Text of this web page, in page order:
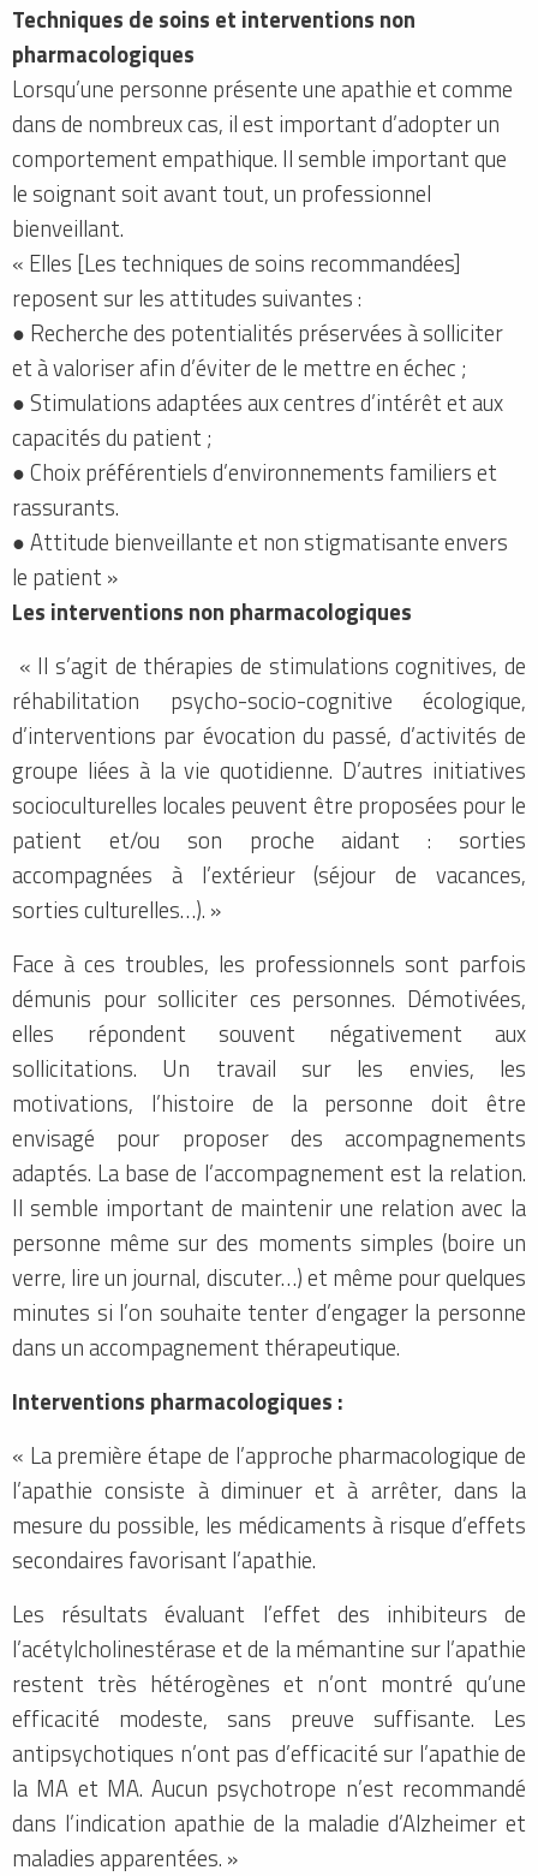
Techniques de soins et interventions non
pharmacologiques
Lorsqu’une personne présente une apathie et comme
dans de nombreux cas, il est important d’adopter un
comportement empathique. Il semble important que
le soignant soit avant tout, un professionnel
bienveillant.
« Elles [Les techniques de soins recommandées]
reposent sur les attitudes suivantes :
● Recherche des potentialités préservées à solliciter
et à valoriser afin d’éviter de le mettre en échec ;
● Stimulations adaptées aux centres d’intérêt et aux
capacités du patient ;
● Choix préférentiels d’environnements familiers et
rassurants.
● Attitude bienveillante et non stigmatisante envers
le patient »
Les interventions non pharmacologiques
« Il s’agit de thérapies de stimulations cognitives, de
réhabilitation psycho-socio-cognitive écologique,
d’interventions par évocation du passé, d’activités de
groupe liées à la vie quotidienne. D’autres initiatives
socioculturelles locales peuvent être proposées pour le
patient et/ou son proche aidant : sorties
accompagnées à l’extérieur (séjour de vacances,
sorties culturelles…). »
Face à ces troubles, les professionnels sont parfois
démunis pour solliciter ces personnes. Démotivées,
elles répondent souvent négativement aux
sollicitations. Un travail sur les envies, les
motivations, l’histoire de la personne doit être
envisagé pour proposer des accompagnements
adaptés. La base de l’accompagnement est la relation.
Il semble important de maintenir une relation avec la
personne même sur des moments simples (boire un
verre, lire un journal, discuter…) et même pour quelques
minutes si l’on souhaite tenter d’engager la personne
dans un accompagnement thérapeutique.
Interventions pharmacologiques :
« La première étape de l’approche pharmacologique de
l’apathie consiste à diminuer et à arrêter, dans la
mesure du possible, les médicaments à risque d’effets
secondaires favorisant l’apathie.
Les résultats évaluant l’effet des inhibiteurs de
l’acétylcholinestérase et de la mémantine sur l’apathie
restent très hétérogènes et n’ont montré qu’une
efficacité modeste, sans preuve suffisante. Les
antipsychotiques n’ont pas d’efficacité sur l’apathie de
la MA et MA. Aucun psychotrope n’est recommandé
dans l’indication apathie de la maladie d’Alzheimer et
maladies apparentées. »